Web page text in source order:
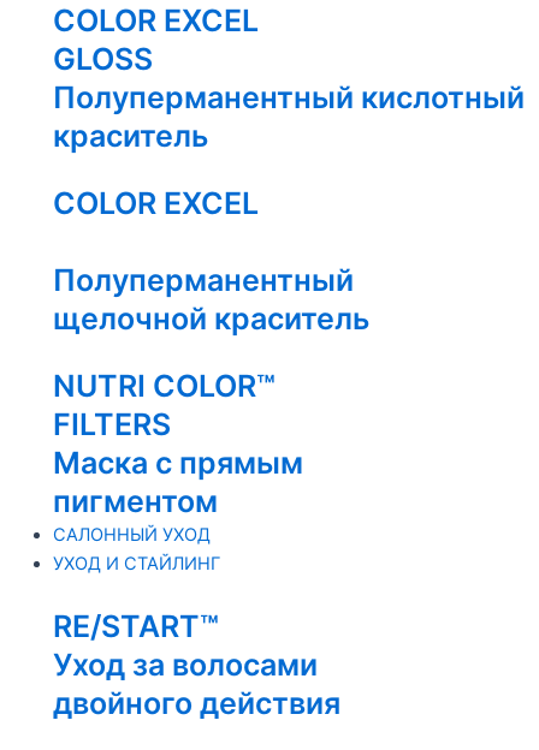
COLOR EXCEL
GLOSS
Полуперманентный кислотный
краситель
COLOR EXCEL
Полуперманентный
щелочной краситель
NUTRI COLOR™
FILTERS
Маска с прямым
пигментом
САЛОННЫЙ УХОД
УХОД И СТАЙЛИНГ
RE/START™
Уход за волосами
двойного действия